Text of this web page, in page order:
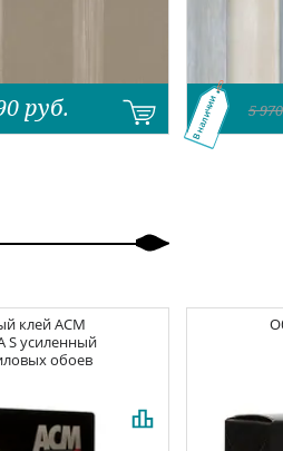
руб. 5 970
В наличии
клейACM
S усиленный
обоев